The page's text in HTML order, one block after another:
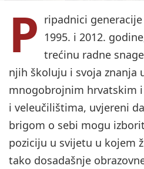
P ripadnici
1995. i 2012.
trećinu radne
njih školuju i svoja znanja
mnogobrojnim hrvatskim
i veleučilištima, uvjereni
brigom o sebi mogu
poziciju u svijetu u kojem
tako dosadašnje